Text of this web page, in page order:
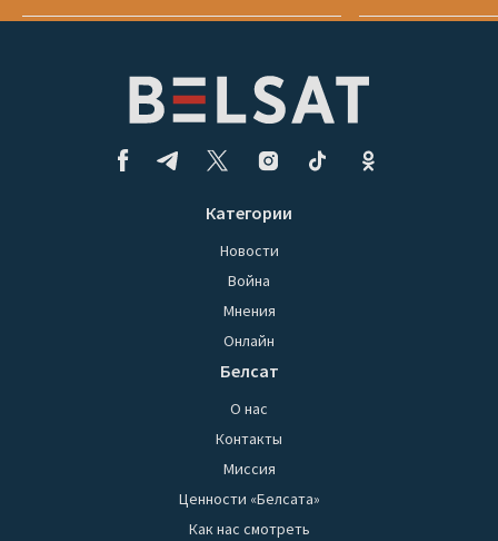
Категории
Новости
Война
Мнения
Онлайн
Белсат
О нас
Контакты
Миссия
Ценности «Белсата»
Как нас смотреть